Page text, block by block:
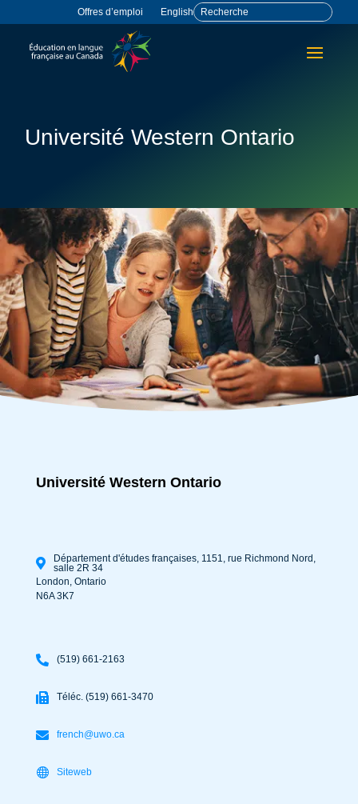
Offres d’emploi English
Université Western Ontario
Université Western Ontario
Département d'études françaises, 1151, rue Richmond Nord,
salle 2R 34
London, Ontario
N6A 3K7
(519) 661-2163
Téléc. (519) 661-3470
french@uwo.ca
Siteweb